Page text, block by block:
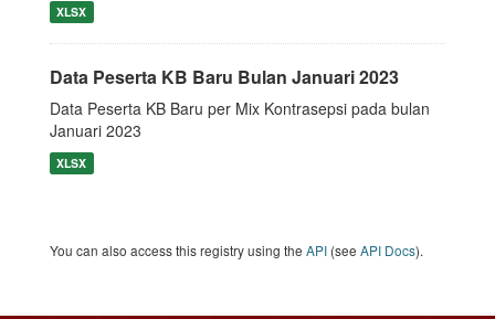
XLSX
Data Peserta KB Baru Bulan Januari 2023
Data Peserta KB Baru per Mix Kontrasepsi pada bulan
Januari 2023
XLSX
You can also access this registry using the API (see API Docs).